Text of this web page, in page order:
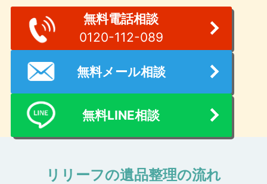
無料電話相談
0120-112-089
無料メール相談
無料LINE相談
リリーフの遺品整理の流れ